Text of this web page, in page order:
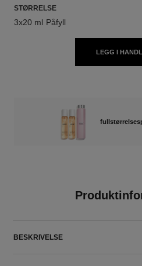
STØRRELSE
3x20 ml Påfyll
LEGG I
BESKRIVELSE